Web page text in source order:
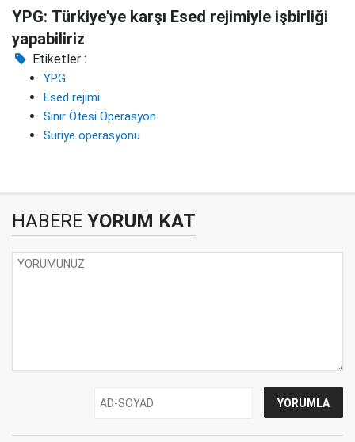
YPG: Türkiye'ye karşı Esed rejimiyle işbirliği
yapabiliriz
Etiketler :
YPG
Esed rejimi
Sınır Ötesi Operasyon
Suriye operasyonu
HABERE YORUM KAT